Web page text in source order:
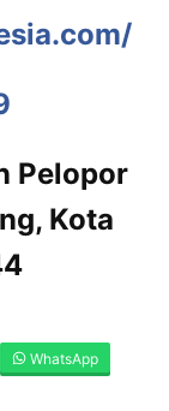
Pelopor
Kota
WhatsApp